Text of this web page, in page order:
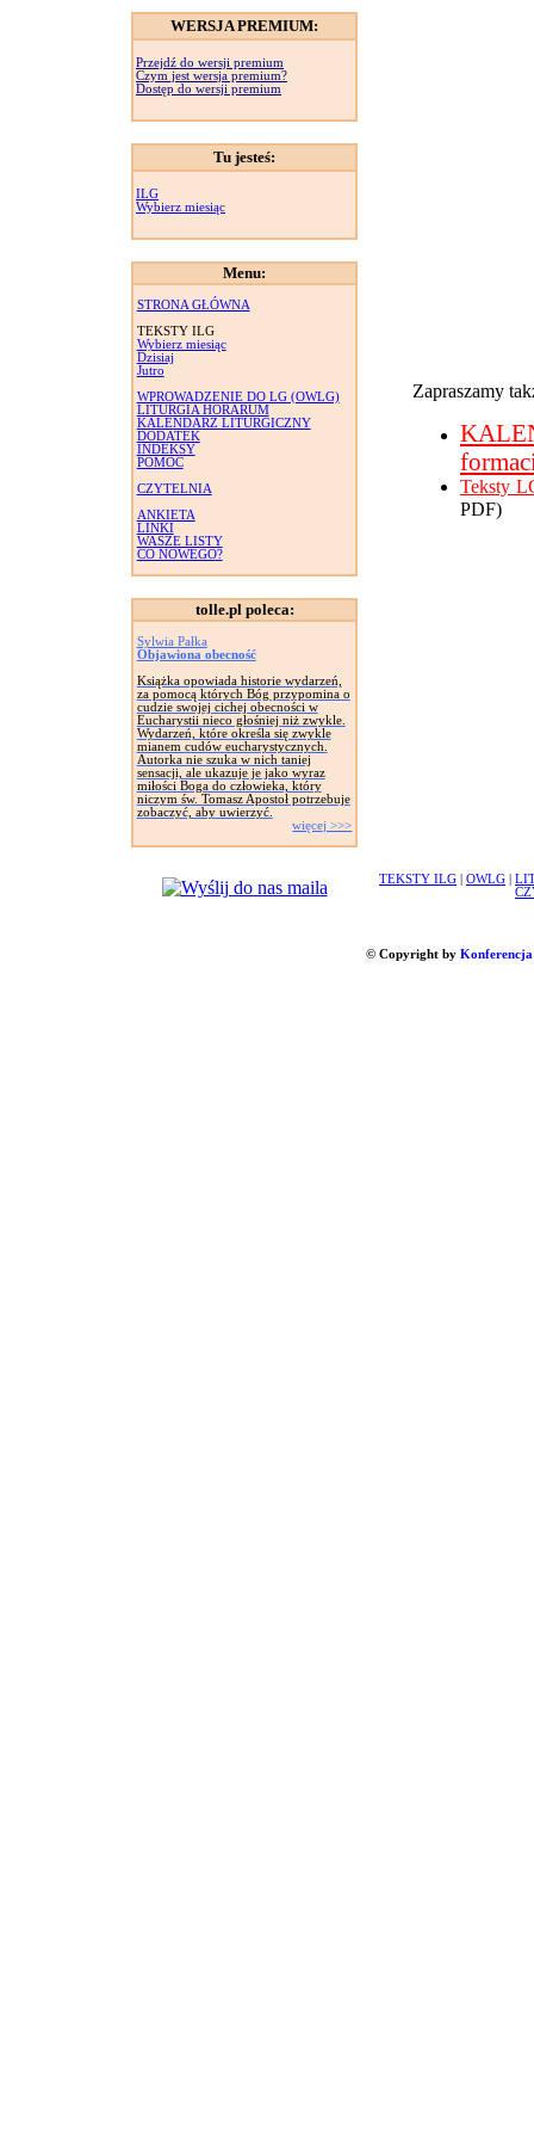
WERSJA PREMIUM:
Przejdź do wersji premium
Czym jest wersja premium?
Dostęp do wersji premium
Tu jesteś:
ILG
Wybierz miesiąc
Menu:
STRONA GŁÓWNA
TEKSTY ILG
Wybierz miesiąc
Dzisiaj
Jutro
WPROWADZENIE DO LG (OWLG)
LITURGIA HORARUM
KALENDARZ LITURGICZNY
DODATEK
INDEKSY
POMOC
CZYTELNIA
ANKIETA
LINKI
WASZE LISTY
CO NOWEGO?
tolle.pl poleca:
Sylwia Pałka
Objawiona obecność
Książka opowiada historie wydarzeń,
za pomocą których Bóg przypomina o
cudzie swojej cichej obecności w
Eucharystii nieco głośniej niż zwykle.
Wydarzeń, które określa się zwykle
mianem cudów eucharystycznych.
Autorka nie szuka w nich taniej
sensacji, ale ukazuje je jako wyraz
miłości Boga do człowieka, który
niczym św. Tomasz Apostoł potrzebuje
zobaczyć, aby uwierzyć.
więcej >>>
Zapraszamy
Teksty
PDF)
TEKSTY ILG OWLG
© Copyright by Konferencja